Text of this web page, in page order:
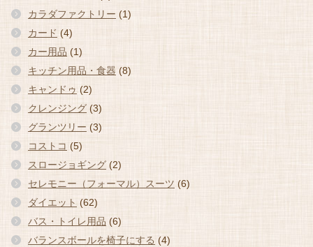
カラダファクトリー (1)
カード (4)
カー用品 (1)
キッチン用品・食器 (8)
キャンドゥ (2)
クレンジング (3)
グランツリー (3)
コストコ (5)
スロージョギング (2)
セレモニー（フォーマル）スーツ (6)
ダイエット (62)
バス・トイレ用品 (6)
バランスボールを椅子にする (4)